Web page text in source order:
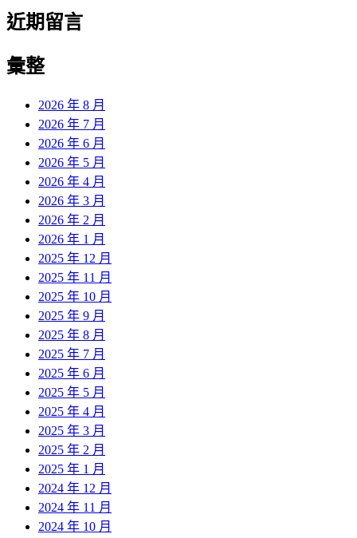
近期留言
彙整
2026 年 8 月
2026 年 7 月
2026 年 6 月
2026 年 5 月
2026 年 4 月
2026 年 3 月
2026 年 2 月
2026 年 1 月
2025 年 12 月
2025 年 11 月
2025 年 10 月
2025 年 9 月
2025 年 8 月
2025 年 7 月
2025 年 6 月
2025 年 5 月
2025 年 4 月
2025 年 3 月
2025 年 2 月
2025 年 1 月
2024 年 12 月
2024 年 11 月
2024 年 10 月